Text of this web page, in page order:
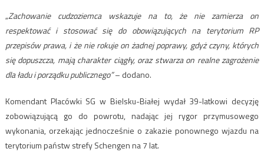
„Zachowanie cudzoziemca wskazuje na to, że nie zamierza on
respektować i stosować się do obowiązujących na terytorium RP
przepisów prawa, i że nie rokuje on żadnej poprawy, gdyż czyny, których
się dopuszcza, mają charakter ciągły, oraz stwarza on realne zagrożenie
dla ładu i porządku publicznego”– dodano.
Komendant Placówki SG w Bielsku-Białej wydał 39-latkowi decyzję
zobowiązującą go do powrotu, nadając jej rygor przymusowego
wykonania, orzekając jednocześnie o zakazie ponownego wjazdu na
terytorium państw strefy Schengen na 7 lat.